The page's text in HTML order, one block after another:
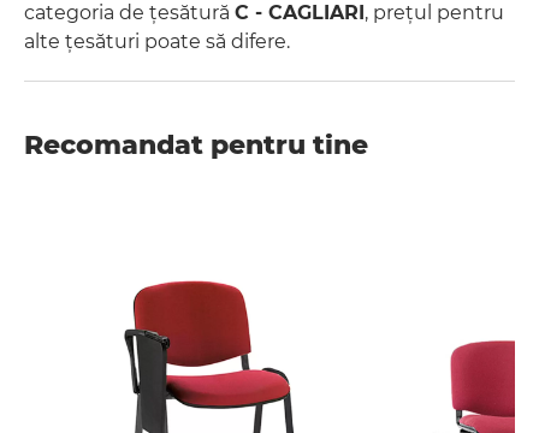
categoria de țesătură C - CAGLIARI, prețul pentru
alte țesături poate să difere.
Recomandat pentru tine